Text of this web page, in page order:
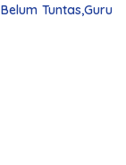
Tuntas,Guru